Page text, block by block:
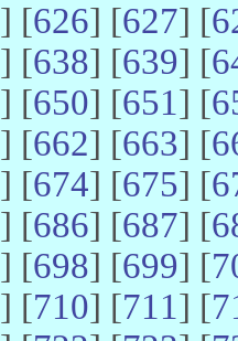
] [626] [627] [
] [638] [639] [
] [650] [651] [
] [662] [663] [
] [674] [675] [
] [686] [687] [
] [698] [699] [
] [710] [711] [